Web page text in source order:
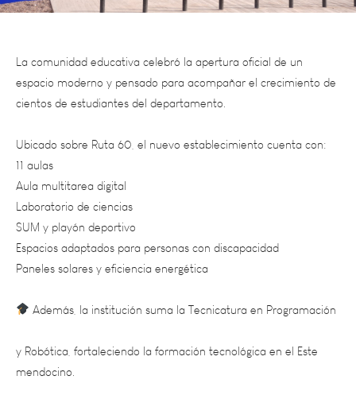
La comunidad educativa celebró la apertura oficial de un
espacio moderno y pensado para acompañar el crecimiento de
cientos de estudiantes del departamento.
Ubicado sobre Ruta 60, el nuevo establecimiento cuenta con:
11 aulas
Aula multitarea digital
Laboratorio de ciencias
SUM y playón deportivo
Espacios adaptados para personas con discapacidad
Paneles solares y eficiencia energética
Además, la institución suma la Tecnicatura en Programación
y Robótica, fortaleciendo la formación tecnológica en el Este
mendocino.
“La única vez que encuentro igualdad es en la educación